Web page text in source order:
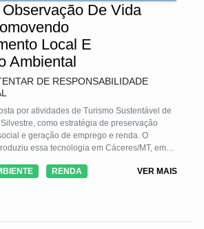
De Vida
Local E
Ambiental
DE RESPONSABILIDADE
por atividades de Turismo Sustentável de
como estratégia de preservação
e geração de emprego e renda. O
essa tecnologia em Cáceres/MT, em
e áreas do entorno, c/ a capacitação
e promoveu intercâmbios de
RENDA VER MAIS